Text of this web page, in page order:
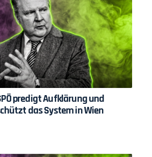
predigt Aufklärung und
das System in Wien